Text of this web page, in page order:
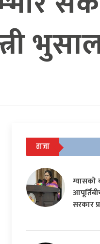
ताजा
ग्यासको
सरकार